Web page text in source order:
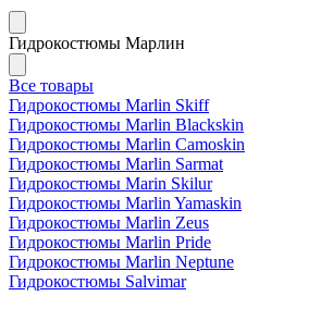
Гидрокостюмы Марлин
Все товары
Гидрокостюмы Marlin Skiff
Гидрокостюмы Marlin Blackskin
Гидрокостюмы Marlin Camoskin
Гидрокостюмы Marlin Sarmat
Гидрокостюмы Marin Skilur
Гидрокостюмы Marlin Yamaskin
Гидрокостюмы Marlin Zeus
Гидрокостюмы Marlin Pride
Гидрокостюмы Marlin Neptune
Гидрокостюмы Salvimar